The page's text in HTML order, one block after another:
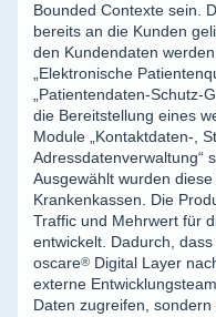
Bounded Contexte sein.
bereits an die Kunden
den Kundendaten
„Elektronische
„Patientendaten-Schutz-
die Bereitstellung eines
Module „Kontaktdaten-,
Adressdatenverwaltung“
Ausgewählt wurden
Krankenkassen. Die
Traffic und Mehrwert für
entwickelt. Dadurch,
oscare® Digital Layer
externe
Daten zugreifen,